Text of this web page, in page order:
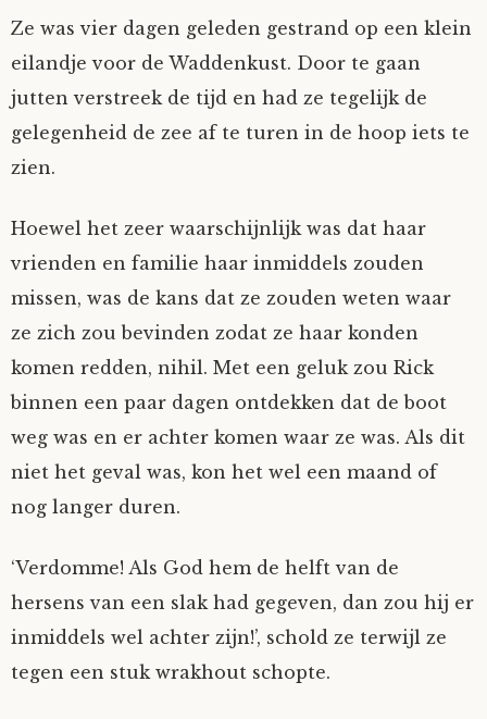
Spelletjes
Ben Hands-on
Bill-A-Cook
Björn
Clarity
Faith
Fioontje
Henricus
Verhalen van Anne en Bill
Anne
Bill
Interactieve verhalen
Ze was vier dagen geleden gestrand op een klein
eilandje voor de Waddenkust. Door te gaan
jutten verstreek de tijd en had ze tegelijk de
gelegenheid de zee af te turen in de hoop iets te
zien.
Hoewel het zeer waarschijnlijk was dat haar
vrienden en familie haar inmiddels zouden
missen, was de kans dat ze zouden weten waar
ze zich zou bevinden zodat ze haar konden
komen redden, nihil. Met een geluk zou Rick
binnen een paar dagen ontdekken dat de boot
weg was en er achter komen waar ze was. Als dit
niet het geval was, kon het wel een maand of
nog langer duren.
‘Verdomme! Als God hem de helft van de
hersens van een slak had gegeven, dan zou hij er
inmiddels wel achter zijn!’, schold ze terwijl ze
tegen een stuk wrakhout schopte.